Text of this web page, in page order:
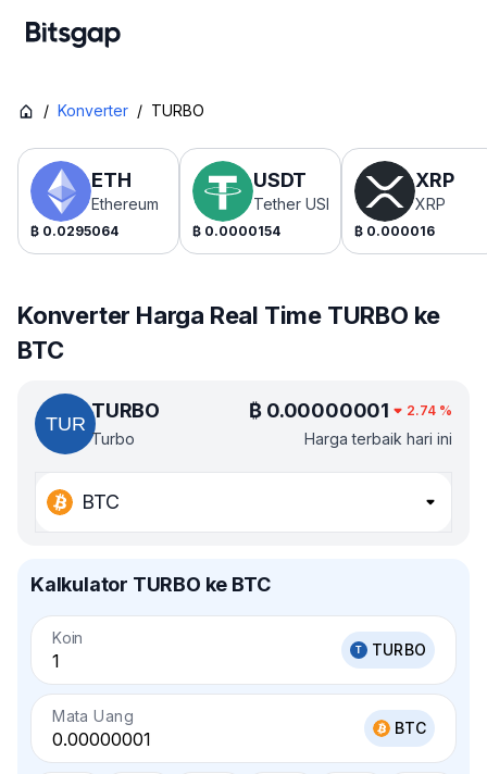
/ Konverter / TURBO
ETH
Ethereum
₿ 0.0295064
USDT
Tether USDt
₿ 0.0000154
XRP
XRP
₿ 0.000016
Konverter Harga Real Time TURBO ke
BTC
TURBO
Turbo
₿ 0.00000001 2.74 %
Harga terbaik hari ini
BTC
Kalkulator TURBO ke BTC
Koin
TURBO
Mata Uang
BTC